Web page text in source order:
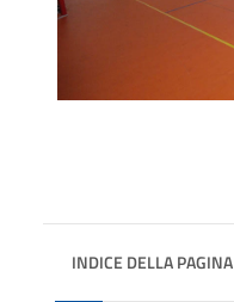
INDICE DELLA PAGINA